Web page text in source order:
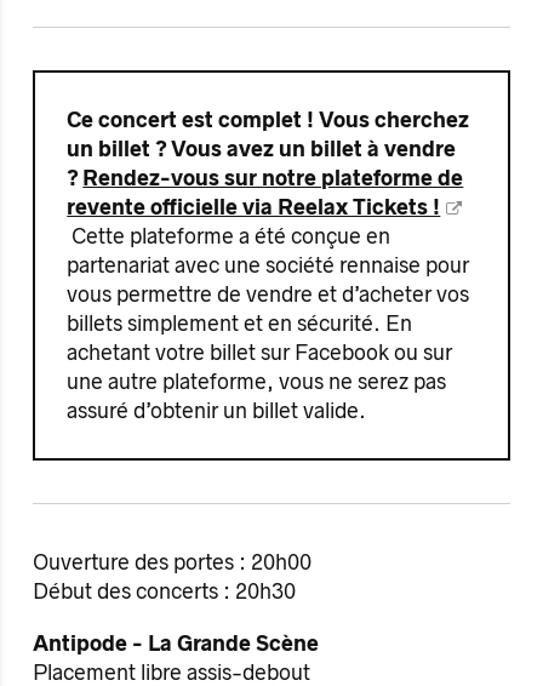
Ce concert est complet ! Vous cherchez
un billet ? Vous avez un billet à vendre
? Rendez-vous sur notre plateforme de
revente officielle via Reelax Tickets !
Cette plateforme a été conçue en
partenariat avec une société rennaise pour
vous permettre de vendre et d’acheter vos
billets simplement et en sécurité. En
achetant votre billet sur Facebook ou sur
une autre plateforme, vous ne serez pas
assuré d’obtenir un billet valide.
Ouverture des portes : 20h00
Début des concerts : 20h30
Antipode - La Grande Scène
Placement libre assis-debout